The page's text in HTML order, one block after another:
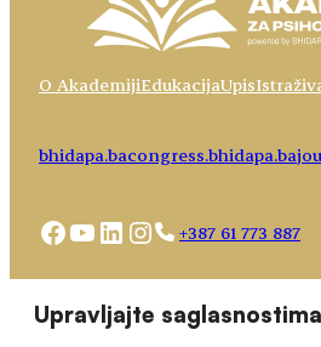
Upravljajte saglasnostima
O AkademijiEdukacijaUpis
bhidapa.bacongress.bhidapa.ba
Facebook
YouTube
LinkedIn
Instagram
+387 61 773 887
academy@bhidapa.ba
Choose